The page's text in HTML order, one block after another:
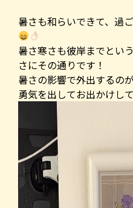
暑さも和らいできて、過
暑さ寒さも彼岸までとい
さにその通りです！
暑さの影響で外出するの
勇気を出してお出かけし